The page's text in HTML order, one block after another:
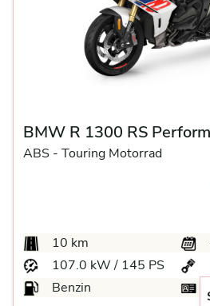
BMW R 1300 RS
ABS - Touring Motorrad
10 km
107.0 kW / 145 PS
Benzin